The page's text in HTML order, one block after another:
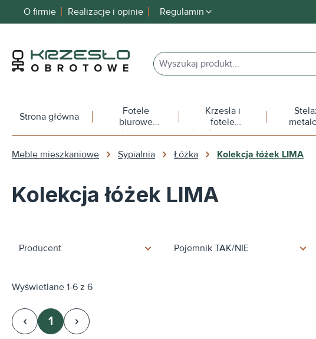
Przejdź do głównej nawigacji
O firmie Realizacje i opinie Regulamin
Strona główna
Fotele
biurowe
obrotowe
Krzesła i
fotele
konferencyjne
Meble mieszkaniowe Sypialnia Łóżka Kolekcja łóżek LIMA
Kolekcja łóżek LIMA
Producent Pojemnik TAK/NIE
Wyświetlane 1-6 z 6
Strona
1